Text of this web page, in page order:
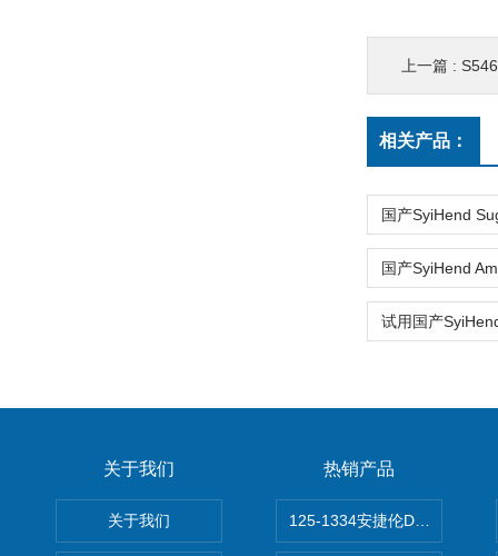
上一篇 :
相关产品：
关于我们
关于我们
热销产品
125-1334安捷伦DB-624色谱